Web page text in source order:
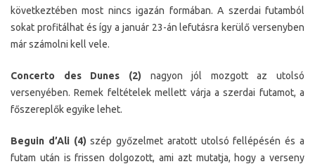
következtében most nincs igazán formában. A szerdai futamból
sokat profitálhat és így a január 23-án lefutásra kerülő versenyben
már számolni kell vele.
Concerto des Dunes (2) nagyon jól mozgott az utolsó
versenyében. Remek feltételek mellett várja a szerdai futamot, a
főszereplők egyike lehet.
Beguin d’Ali (4) szép győzelmet aratott utolsó fellépésén és a
futam után is frissen dolgozott, ami azt mutatja, hogy a verseny